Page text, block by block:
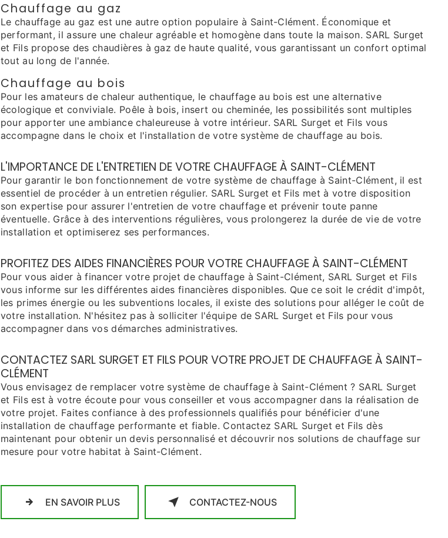
Chauffage au gaz
Le chauffage au gaz est une autre option populaire à Saint-Clément. Économique et
performant, il assure une chaleur agréable et homogène dans toute la maison. SARL Surget
et Fils propose des chaudières à gaz de haute qualité, vous garantissant un confort optimal
tout au long de l'année.
Chauffage au bois
Pour les amateurs de chaleur authentique, le chauffage au bois est une alternative
écologique et conviviale. Poêle à bois, insert ou cheminée, les possibilités sont multiples
pour apporter une ambiance chaleureuse à votre intérieur. SARL Surget et Fils vous
accompagne dans le choix et l'installation de votre système de chauffage au bois.
L'IMPORTANCE DE L'ENTRETIEN DE VOTRE CHAUFFAGE À SAINT-CLÉMENT
Pour garantir le bon fonctionnement de votre système de chauffage à Saint-Clément, il est
essentiel de procéder à un entretien régulier. SARL Surget et Fils met à votre disposition
son expertise pour assurer l'entretien de votre chauffage et prévenir toute panne
éventuelle. Grâce à des interventions régulières, vous prolongerez la durée de vie de votre
installation et optimiserez ses performances.
PROFITEZ DES AIDES FINANCIÈRES POUR VOTRE CHAUFFAGE À SAINT-CLÉMENT
Pour vous aider à financer votre projet de chauffage à Saint-Clément, SARL Surget et Fils
vous informe sur les différentes aides financières disponibles. Que ce soit le crédit d'impôt,
les primes énergie ou les subventions locales, il existe des solutions pour alléger le coût de
votre installation. N'hésitez pas à solliciter l'équipe de SARL Surget et Fils pour vous
accompagner dans vos démarches administratives.
CONTACTEZ SARL SURGET ET FILS POUR VOTRE PROJET DE CHAUFFAGE À SAINT-
CLÉMENT
Vous envisagez de remplacer votre système de chauffage à Saint-Clément ? SARL Surget
et Fils est à votre écoute pour vous conseiller et vous accompagner dans la réalisation de
votre projet. Faites confiance à des professionnels qualifiés pour bénéficier d'une
installation de chauffage performante et fiable. Contactez SARL Surget et Fils dès
maintenant pour obtenir un devis personnalisé et découvrir nos solutions de chauffage sur
mesure pour votre habitat à Saint-Clément.
EN SAVOIR PLUS CONTACTEZ-NOUS